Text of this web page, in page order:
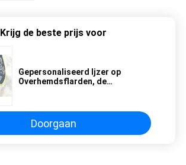
Krijg de beste prijs voor
Gepersonaliseerd Ijzer op
Overhemdsflarden, de
Doorgaan